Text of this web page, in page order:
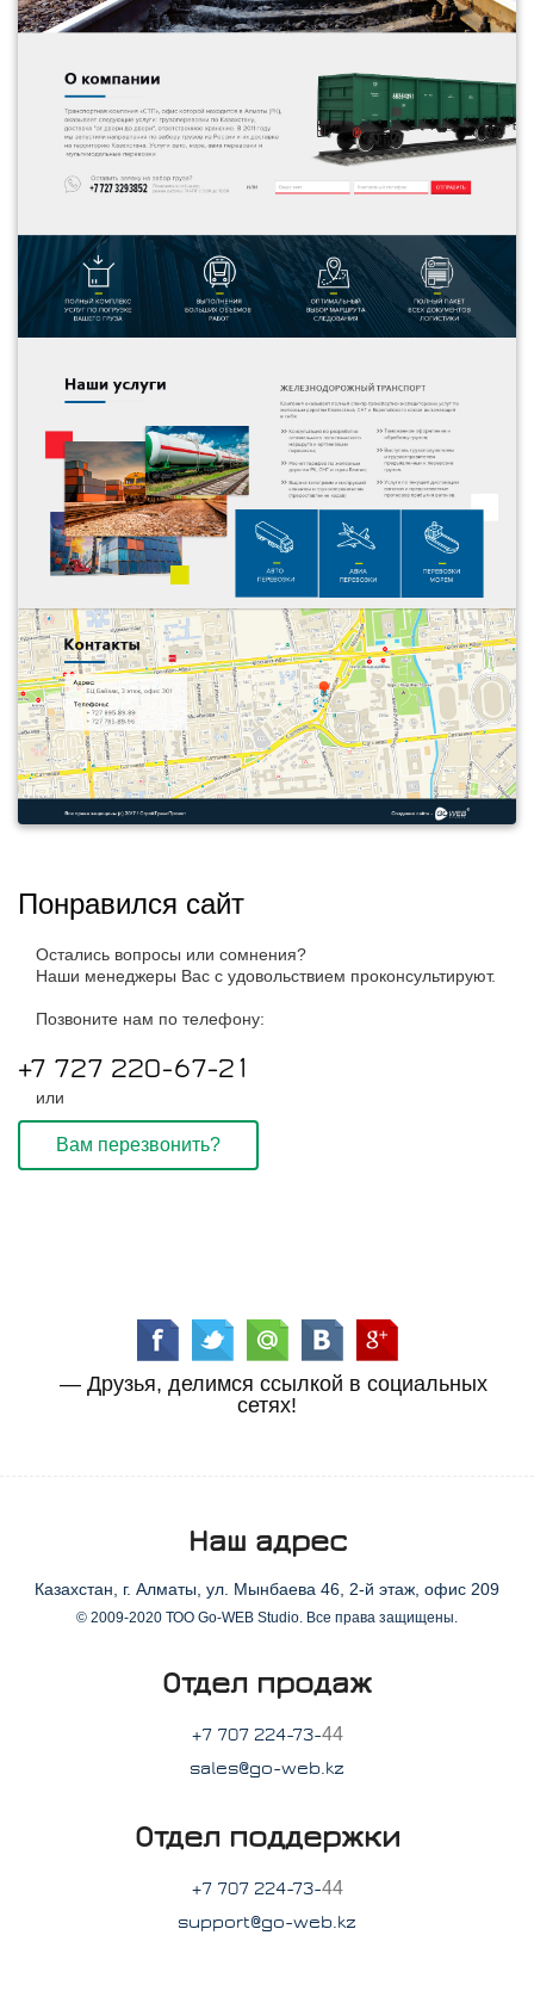
Понравился сайт
Остались вопросы или сомнения?
Наши менеджеры Вас с удовольствием проконсультируют.
Позвоните нам по телефону:
+7 727 220-67-21
или
Вам перезвонить?
— Друзья, делимся ссылкой в социальных
сетях!
Наш адрес
Казахстан, г. Алматы, ул. Мынбаева 46, 2-й этаж, офис 209
© 2009-2020 ТОО Go-WEB Studio. Все права защищены.
Отдел продаж
+7 707 224-73-44
sales@go-web.kz
Отдел поддержки
+7 707 224-73-44
support@go-web.kz